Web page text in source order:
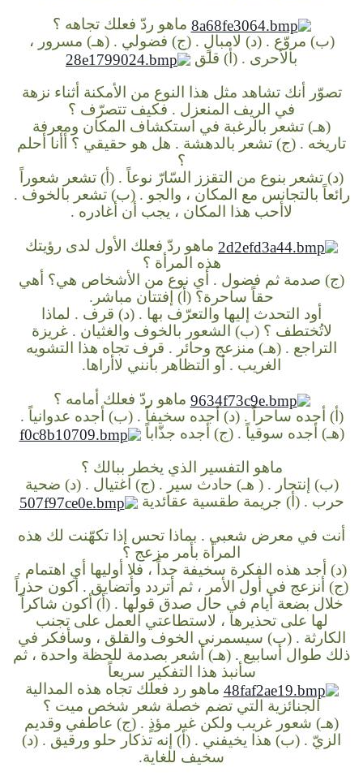
ماهو ردّ فعلك تجاهه ؟
(ب) مروّع . (د) لامبالٍ . (ج) فضولي . (هـ) مسرور ،
بالأحرى . (أ) قلق
تصوّر أنك تشاهد مثل هذا النوع من الأمكنة أثناء نزهة
في الريف المنعزل . فكيف تتصرّف ؟
(هـ) تشعر بالرغبة في استكشاف المكان ومعرفة
تاريخه . (ج) تشعر بالدهشة . هل هو حقيقي ؟ أأنا أحلم
؟
(د) تشعر بنوع من التقزز السّارّ نوعاً . (أ) تشعر شعوراً
رائعاً بالتجانس مع المكان ، والجو . (ب) تشعر بالخوف .
لاأحب هذا المكان ، يجب أن أغادره .
ماهو ردّ فعلك الأول لدى رؤيتك
هذه المرأة ؟
(ج) صدمة ثم فضول . أي نوع من الأشخاص هي؟ أهي
حقاً ساحرة؟ (أ) إفتتان مباشر.
أود التحدث إليها والتعرّف بها . (د) قرف . لماذا
لاتُختطف ؟ (ب) الشعور بالخوف والغثيان . غريزة
التراجع . (هـ) منزعج وحائر . قرف تجاه هذا التشويه
الغريب . أو التظاهر بأنني لاأراها.
ماهو ردّ فعلك أمامه ؟
(أ) أجده ساحراً . (د) أجده سخيفاً . (ب) أجده عدوانياً .
(هـ) أجده سوقياً . (ج) أجده جذّاباً
ماهو التفسير الذي يخطر ببالك ؟
(ب) إنتحار . ( هـ) حادث سير . (ج) اغتيال . (د) ضحية
حرب . (أ) جريمة طقسية عقائدية
أنت في معرض شعبي . بماذا تحس إذا تكهّنت لك هذه
المرأة بأمر مزعج ؟
(د) أجد هذه الفكرة سخيفة جداً ، فلا أوليها أي اهتمام .
(ج) أنزعج في أول الأمر ، ثم أتردد وأتضايق . أكون حذراً
خلال بضعة أيام في حال صدق قولها . (أ) أكون شاكراً
لها على تحذيرها ، لاستطاعتي العمل على تجنب
الكارثة . (ب) سيسمرني الخوف والقلق ، وسأفكر في
ذلك طوال أسابيع . (هـ) أشعر بصدمة للحظة واحدة ، ثم
سأنبذ هذا التفكير سريعاً
ماهو رد فعلك تجاه هذه المدالية
الجنائزية التي تضم خصلة شعر شخص ميت ؟
(هـ) شعور غريب ولكن غير مؤذٍ . (ج) عاطفي وقديم
الزيّ . (ب) هذا يخيفني . (أ) إنه تذكار حلو ورقيق . (د)
سخيف للغاية.